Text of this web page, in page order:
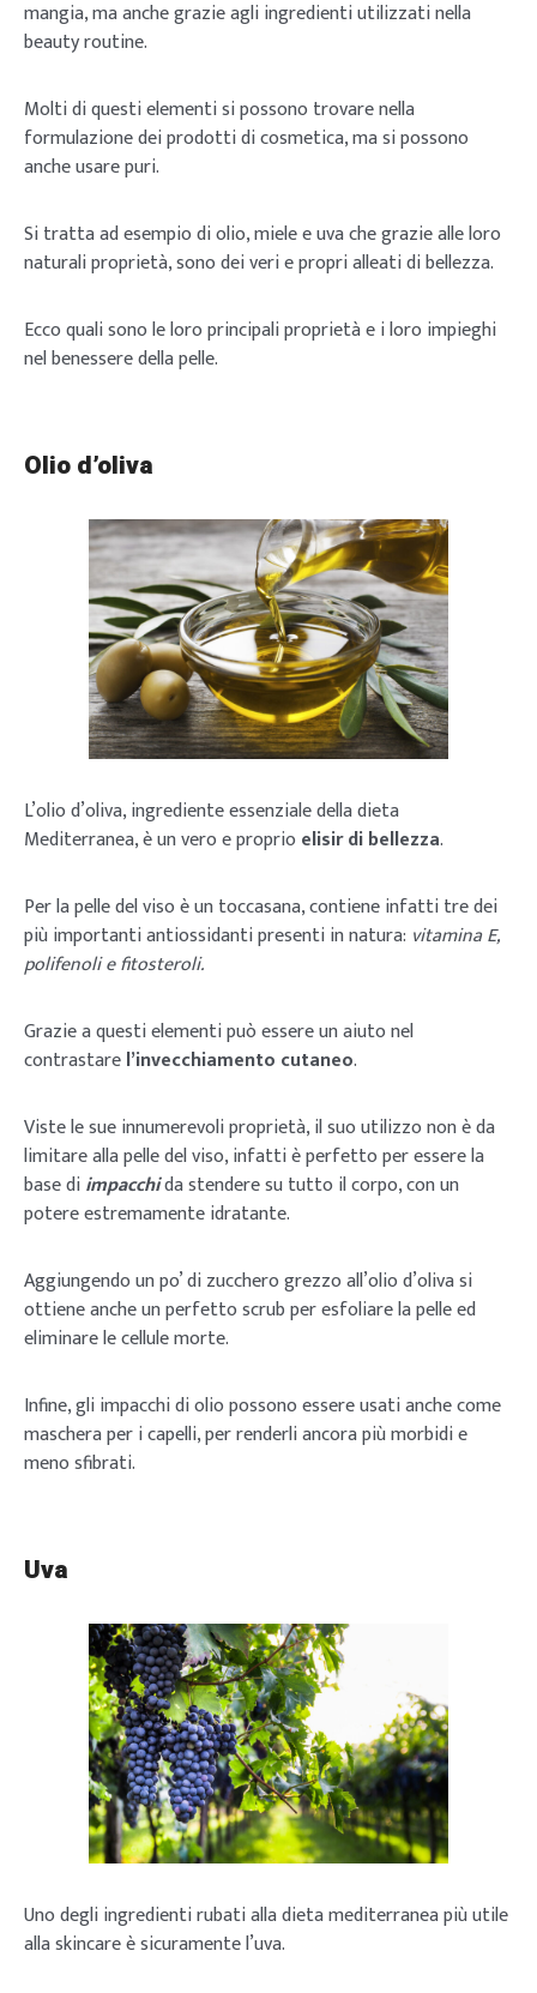
mangia, ma anche grazie agli ingredienti utilizzati nella
beauty routine.
Molti di questi elementi si possono trovare nella
formulazione dei prodotti di cosmetica, ma si possono
anche usare puri.
Si tratta ad esempio di olio, miele e uva che grazie alle loro
naturali proprietà, sono dei veri e propri alleati di bellezza.
Ecco quali sono le loro principali proprietà e i loro impieghi
nel benessere della pelle.
Olio d’oliva
L’olio d’oliva, ingrediente essenziale della dieta
Mediterranea, è un vero e proprio elisir di bellezza.
Per la pelle del viso è un toccasana, contiene infatti tre dei
più importanti antiossidanti presenti in natura: vitamina E,
polifenoli e fitosteroli.
Grazie a questi elementi può essere un aiuto nel
contrastarel’invecchiamento cutaneo.
Viste le sue innumerevoli proprietà, il suo utilizzo non è da
limitare alla pelle del viso, infatti è perfetto per essere la
base diimpacchida stendere su tutto il corpo, con un
potere estremamente idratante.
Aggiungendo un po’ di zucchero grezzo all’olio d’oliva si
ottiene anche un perfetto scrub per esfoliare la pelle ed
eliminare le cellule morte.
Infine, gli impacchi di olio possono essere usati anche come
maschera per i capelli, per renderli ancora più morbidi e
meno sfibrati.
Uva
Uno degli ingredienti rubati alla dieta mediterranea più utile
alla skincare è sicuramente l’uva.